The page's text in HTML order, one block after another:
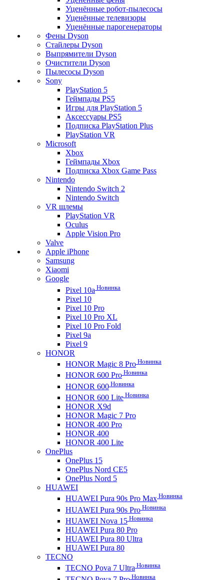
Уценённые робот-пылесосы
Уценённые телевизоры
Уценённые парогенераторы
Фены Dyson
Стайлеры Dyson
Выпрямители Dyson
Очистители Dyson
Пылесосы Dyson
Sony
PlayStation 5
Геймпады PS5
Игры для PlayStation 5
Аксессуары PS5
Подписка PlayStation Plus
PlayStation VR
Microsoft
Xbox
Геймпады Xbox
Подписка Xbox Game Pass
Nintendo
Nintendo Switch 2
Nintendo Switch
VR шлемы
PlayStation VR
Oculus
Apple Vision Pro
Valve
Apple iPhone
Samsung
Xiaomi
Google
Pixel 10a Новинка
Pixel 10
Pixel 10 Pro
Pixel 10 Pro XL
Pixel 10 Pro Fold
Pixel 9a
Pixel 9
HONOR
HONOR Magic 8 Pro Новинка
HONOR 600 Pro Новинка
HONOR 600 Новинка
HONOR 600 Lite Новинка
HONOR X9d
HONOR Magic 7 Pro
HONOR 400 Pro
HONOR 400
HONOR 400 Lite
OnePlus
OnePlus 15
OnePlus Nord CE5
OnePlus Nord 5
HUAWEI
HUAWEI Pura 90s Pro Max Новинка
HUAWEI Pura 90s Pro Новинка
HUAWEI Nova 15 Новинка
HUAWEI Pura 80 Pro
HUAWEI Pura 80 Ultra
HUAWEI Pura 80
TECNO
TECNO Pova 7 Ultra Новинка
Новинка